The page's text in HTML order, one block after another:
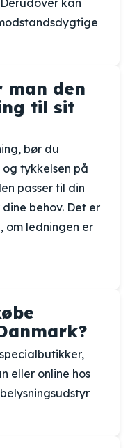
kan
den
til sit
bør du
tykkelsen på
passer til din
behov. Det er
om ledningen er
eller online hos